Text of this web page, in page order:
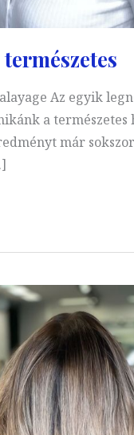
Az egyik
a természetes
már